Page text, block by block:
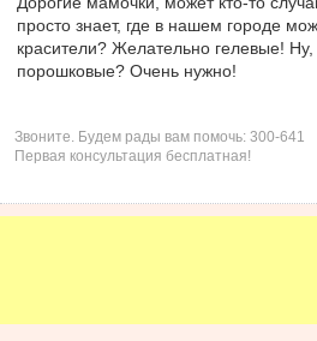
просто знает, где в нашем городе
красители? Желательно гелевые! Ну,
порошковые? Очень нужно!
Звоните. Будем рады вам помочь: 300-641
Первая консультация бесплатная!